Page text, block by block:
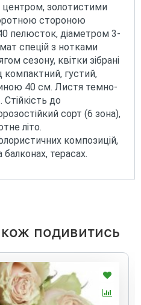
центром, золотистими
стороною
пелюсток, діаметром 3-
спецій з нотками
сезону, квітки зібрані
компактний, густий,
40 см. Листя темно-
Стійкість до
сорт (6 зона),
літо.
композицій,
балконах, терасах.
подивитись